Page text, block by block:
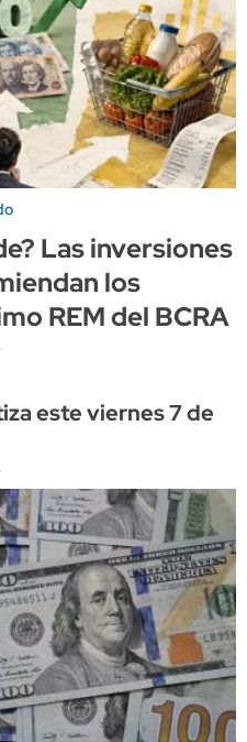
Las inversiones
los
REM del BCRA
este viernes 7 de